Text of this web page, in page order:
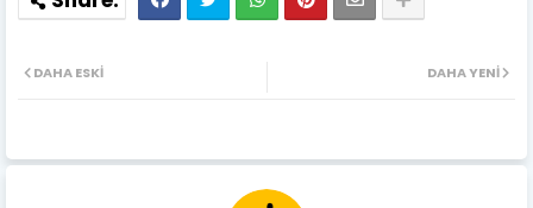
DAHA YENI
DAHA ESKI